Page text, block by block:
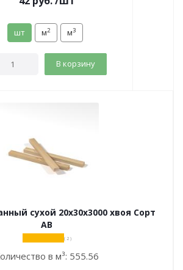
шт м2 м3
В корзину
сухой 20х30х3000 хвоя Сорт
АВ
( 2 )
в м³: 555.56